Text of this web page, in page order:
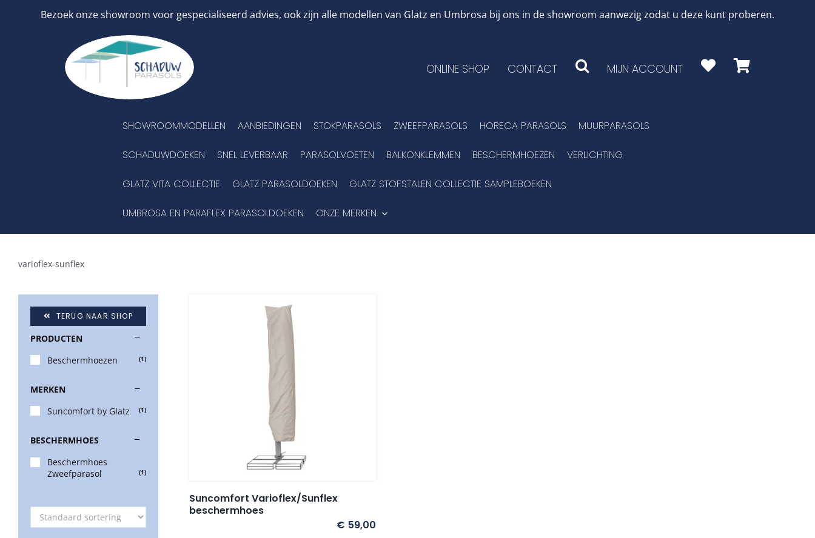
Bezoek onze showroom voor gespecialiseerd advies, ook zijn alle modellen van Glatz en Umbrosa bij ons in de showroom aanwezig zodat u deze kunt proberen.
ONLINE SHOP CONTACT MIJN ACCOUNT
SHOWROOMMODELLEN AANBIEDINGEN STOKPARASOLS ZWEEFPARASOLS HORECA PARASOLS MUURPARASOLS
SCHADUWDOEKEN SNEL LEVERBAAR PARASOLVOETEN BALKONKLEMMEN BESCHERMHOEZEN VERLICHTING
GLATZ VITA COLLECTIE GLATZ PARASOLDOEKEN GLATZ STOFSTALEN COLLECTIE SAMPLEBOEKEN
UMBROSA EN PARAFLEX PARASOLDOEKEN ONZE MERKEN
varioflex-sunflex
Suncomfort Varioflex/Sunflex
beschermhoes
€ 59,00
TERUG NAAR SHOP
PRODUCTEN
Beschermhoezen
(1)
MERKEN
Suncomfort by Glatz
(1)
BESCHERMHOES
Beschermhoes
Zweefparasol
(1)